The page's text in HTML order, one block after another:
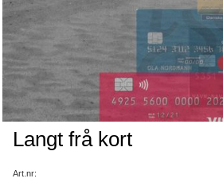
Langt frå kort
Art.nr: